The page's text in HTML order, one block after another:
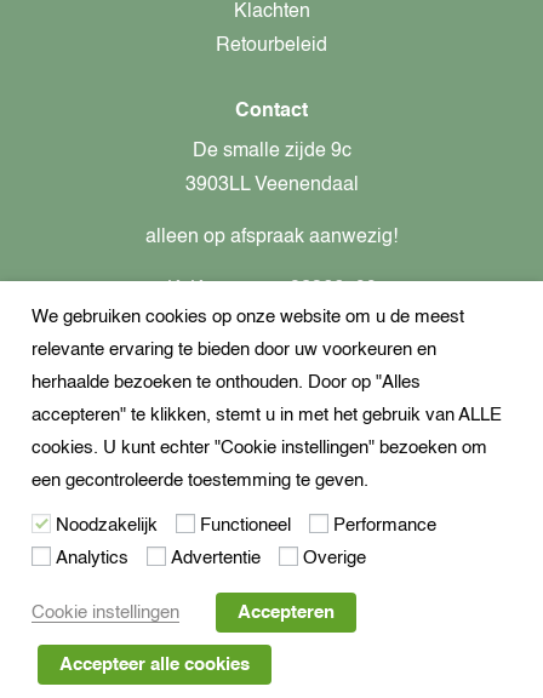
Klachten
Retourbeleid
Contact
De smalle zijde 9c
3903LL Veenendaal
alleen op afspraak aanwezig!
Btw-nummer: nl862437301B01
+31621944547
Open Whatsapp
info@dekampeerspecialist.nl
Volg ons
De waardering van dekampeerspecialist.nl bij
Reviewsis 8.5/10 gebaseerd op 206 reviews.
We gebruiken cookies op onze website om u de meest
relevante ervaring te bieden door uw voorkeuren en
herhaalde bezoeken te onthouden. Door op "Alles
accepteren" te klikken, stemt u in met het gebruik van ALLE
cookies. U kunt echter "Cookie instellingen" bezoeken om
een gecontroleerde toestemming te geven.
Noodzakelijk Functioneel
Performance
Analytics
Advertentie Overige
Cookie instellingen Accepteren
Accepteer alle cookies